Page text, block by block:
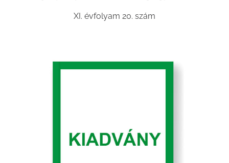
XI. évfolyam 20. szám